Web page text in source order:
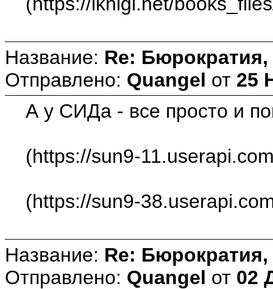
Название: Re: Бюрократия,
Отправлено: Quangel от 25
А у СИДа - все просто и
(https://sun9-
(https://sun9-
Название: Re: Бюрократия,
Отправлено: Quangel от 02